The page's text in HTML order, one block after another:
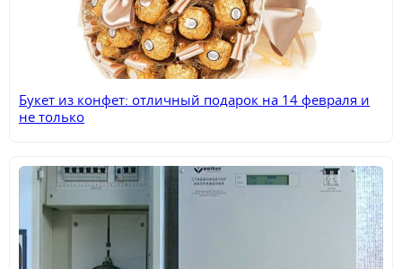
Букет из конфет: отличный подарок на 14 февраля и
не только